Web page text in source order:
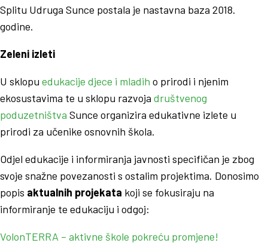
Splitu Udruga Sunce postala je nastavna baza 2018.
godine.
Zeleni izleti
U sklopu edukacije djece i mladih o prirodi i njenim
ekosustavima te u sklopu razvoja društvenog
poduzetništva Sunce organizira edukativne izlete u
prirodi za učenike osnovnih škola.
Odjel edukacije i informiranja javnosti specifičan je zbog
svoje snažne povezanosti s ostalim projektima. Donosimo
popis aktualnih projekata koji se fokusiraju na
informiranje te edukaciju i odgoj:
VolonTERRA – aktivne škole pokreću promjene!